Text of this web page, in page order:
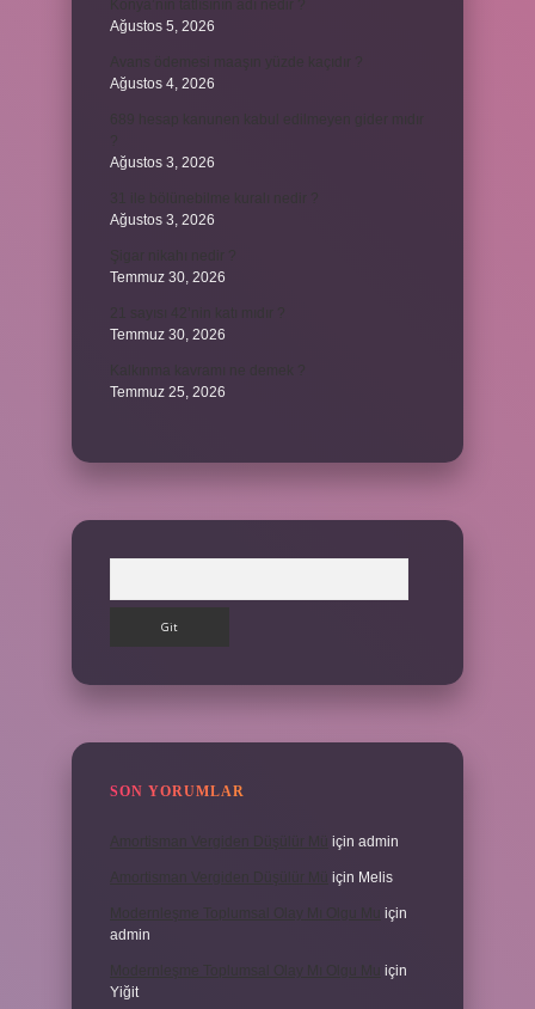
Ağustos 5, 2026
Ağustos 4, 2026
Ağustos 3, 2026
Ağustos 3, 2026
Temmuz 30, 2026
Temmuz 30, 2026
Temmuz 25, 2026
SON YORUMLAR
için admin
için Melis
için
admin
için
Yiğit